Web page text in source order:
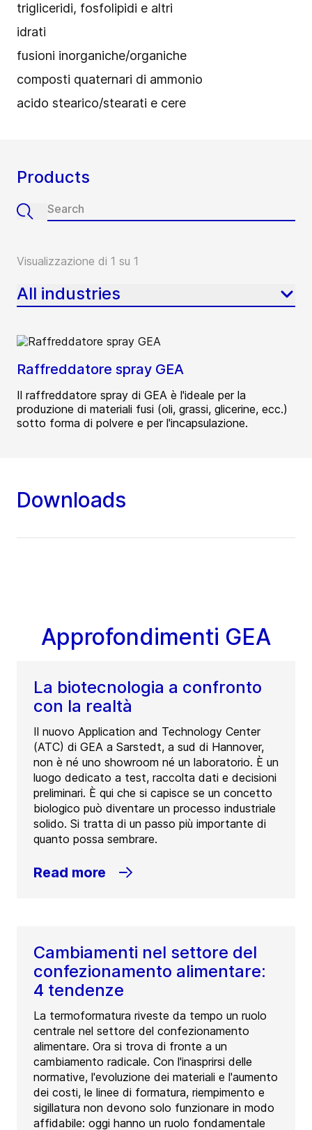
trigliceridi, fosfolipidi e altri
idrati
fusioni inorganiche/organiche
composti quaternari di ammonio
acido stearico/stearati e cere
Products
Visualizzazione di 1 su 1
All industries
Raffreddatore spray GEA
Il raffreddatore spray di GEA è l'ideale per la
produzione di materiali fusi (oli, grassi, glicerine, ecc.)
sotto forma di polvere e per l'incapsulazione.
Downloads
Approfondimenti GEA
La biotecnologia a confronto
con la realtà
Il nuovo Application and Technology Center
(ATC) di GEA a Sarstedt, a sud di Hannover,
non è né uno showroom né un laboratorio. È un
luogo dedicato a test, raccolta dati e decisioni
preliminari. È qui che si capisce se un concetto
biologico può diventare un processo industriale
solido. Si tratta di un passo più importante di
quanto possa sembrare.
Read more
Cambiamenti nel settore del
confezionamento alimentare:
4 tendenze
La termoformatura riveste da tempo un ruolo
centrale nel settore del confezionamento
alimentare. Ora si trova di fronte a un
cambiamento radicale. Con l'inasprirsi delle
normative, l'evoluzione dei materiali e l'aumento
dei costi, le linee di formatura, riempimento e
sigillatura non devono solo funzionare in modo
affidabile: oggi hanno un ruolo fondamentale